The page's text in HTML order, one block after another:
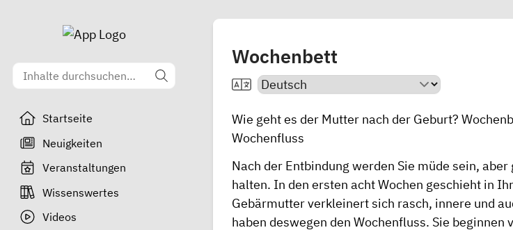
Startseite
Neuigkeiten
Veranstaltungen
Wissenswertes
Videos
Wochenbett
Wie geht es der Mutter nach der Geburt?
Wochenfluss
Nach der Entbindung werden Sie müde sein,
halten. In den ersten acht Wochen geschieht in
Gebärmutter verkleinert sich rasch, innere und
haben deswegen den Wochenfluss. Sie